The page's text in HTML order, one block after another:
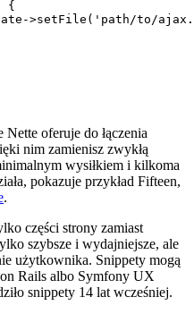
oferuje do łączenia
nim zamienisz zwykłą
wysiłkiem i kilkoma
pokazuje przykład Fifteen,
.
części strony zamiast
szybsze i wydajniejsze, ale
użytkownika. Snippety mogą
Rails albo Symfony UX
snippety 14 lat wcześniej.